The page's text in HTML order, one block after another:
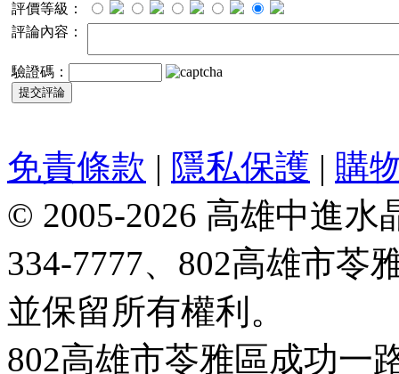
評價等級：
評論內容：
驗證碼：
免責條款 | 隱私保護 | 購
© 2005-2026 高雄中進水
334-7777、802高雄市苓
並保留所有權利。
802高雄市苓雅區成功一